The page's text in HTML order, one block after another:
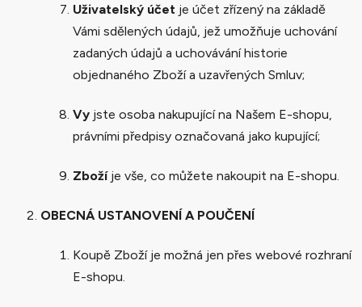
Uživatelský účet je účet zřízený na základě
Vámi sdělených údajů, jež umožňuje uchování
zadaných údajů a uchovávání historie
objednaného Zboží a uzavřených Smluv;
Vy jste osoba nakupující na Našem E-shopu,
právními předpisy označovaná jako kupující;
Zbožíje vše, co můžete nakoupit na E-shopu.
OBECNÁ USTANOVENÍ A POUČENÍ
Koupě Zboží je možná jen přes webové rozhraní
E-shopu.